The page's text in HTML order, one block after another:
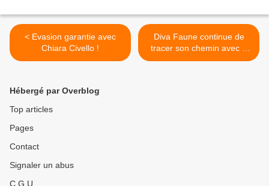
< Evasion garantie avec
Chiara Civello !
Diva Faune continue de
tracer son chemin avec «
Shooting To The Stars » ! >
Hébergé par Overblog
Top articles
Pages
Contact
Signaler un abus
C.G.U.